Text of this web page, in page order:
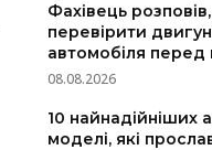
Фахівець
перевірити
автомобіля перед
08.08.2026
10 найнадійніших
моделі, які